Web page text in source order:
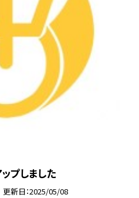
プしました
更新日 2025/05/08